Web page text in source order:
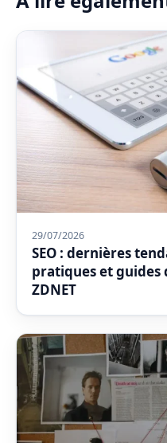
29/07/2026
SEO : dernières
pratiques et guides
ZDNET